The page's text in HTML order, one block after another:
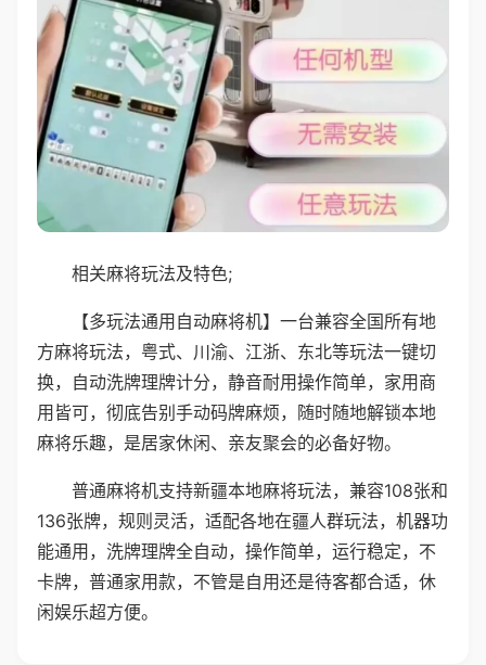
相关麻将玩法及特色;
【多玩法通用自动麻将机】一台兼容全国所有地
方麻将玩法，粤式、川渝、江浙、东北等玩法一键切
换，自动洗牌理牌计分，静音耐用操作简单，家用商
用皆可，彻底告别手动码牌麻烦，随时随地解锁本地
麻将乐趣，是居家休闲、亲友聚会的必备好物。
普通麻将机支持新疆本地麻将玩法，兼容108张和
136张牌，规则灵活，适配各地在疆人群玩法，机器功
能通用，洗牌理牌全自动，操作简单，运行稳定，不
卡牌，普通家用款，不管是自用还是待客都合适，休
闲娱乐超方便。